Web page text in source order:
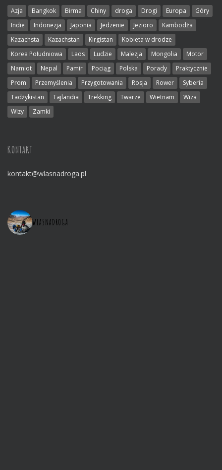
Azja Bangkok Birma Chiny droga Drogi Europa
Góry
Indie
Indonezja Japonia Jedzenie Jezioro
Kambodża
Kazachsta
Kazachstan Kirgistan
Kobieta w drodze
Korea Południowa
Laos Ludzie Malezja Mongolia
Motor
Namiot
Nepal Pamir Pociąg Polska Porady
Praktycznie
Prom
Przemyślenia Przygotowania Rosja Rower
Syberia
Tadżykistan
Tajlandia Trekking Twarze Wietnam
Wiza
Wizy
Zamki
KONTAKT
kontakt@wlasnadroga.pl
WLASNADROGA